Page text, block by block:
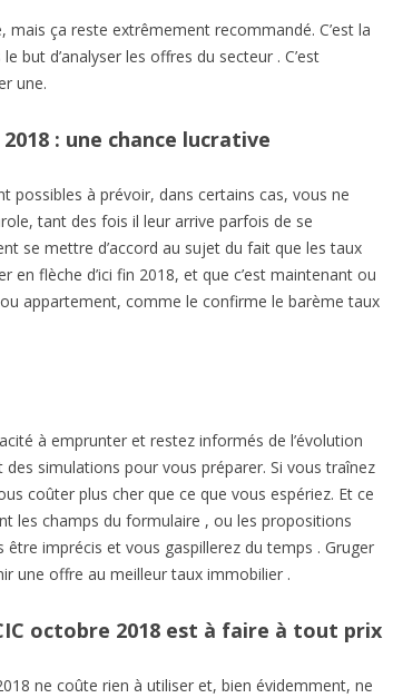
mais ça reste extrêmement recommandé. C’est la
but d’analyser les offres du secteur . C’est
une.
: une chance lucrative
à prévoir, dans certains cas, vous ne
tant des fois il leur arrive parfois de se
se mettre d’accord au sujet du fait que les taux
flèche d’ici fin 2018, et que c’est maintenant ou
appartement, comme le confirme le barème taux
à emprunter et restez informés de l’évolution
simulations pour vous préparer. Si vous traînez
coûter plus cher que ce que vous espériez. Et ce
les champs du formulaire , ou les propositions
imprécis et vous gaspillerez du temps . Gruger
une offre au meilleur taux immobilier .
octobre 2018 est à faire à tout prix
ne coûte rien à utiliser et, bien évidemment, ne